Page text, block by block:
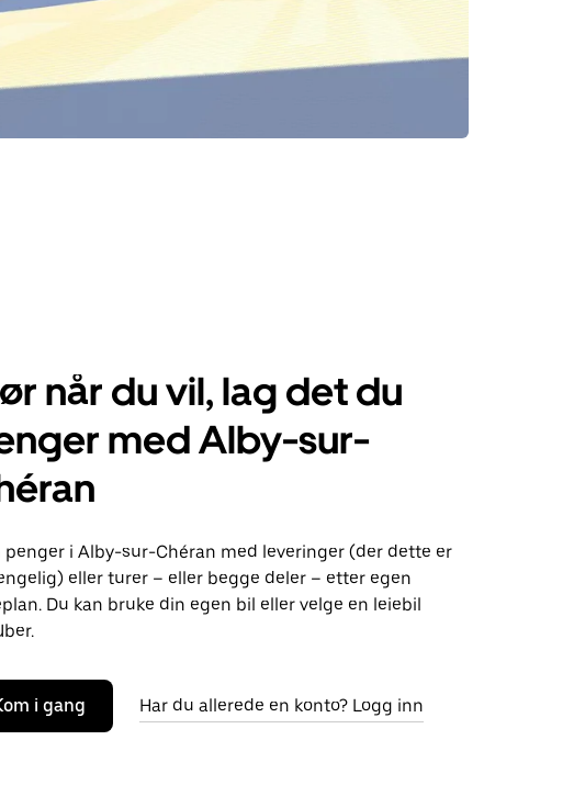
når du vil, lag det du
med Alby-sur-
penger i Alby-sur-Chéran med leveringer (der dette er
eller turer – eller begge deler – etter egen
Du kan bruke din egen bil eller velge en leiebil
i gang Har du allerede en konto? Logg inn